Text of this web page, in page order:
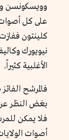
وويسكونسن
على كل أصوات
كلينتون
نيويورك
الأغلبية كثيراً.
فالمرشح
فلا يمكن
أصوات